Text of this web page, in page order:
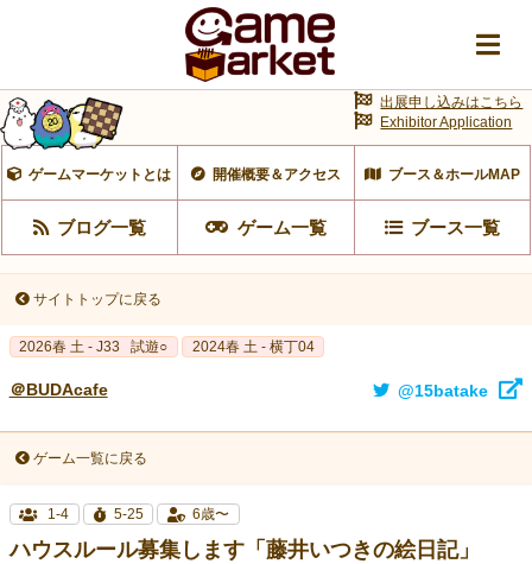
ゲームマーケットとは 開催概要＆アクセス ブース＆ホールMAP
ブログ一覧 ゲーム一覧 ブース一覧
出展申し込みはこちら
Exhibitor Application
サイトトップに戻る
2026春 土 - J33 試遊○ 2024春 土 - 横丁04
＠BUDAcafe @15batake
ゲーム一覧に戻る
1-4 5-25 6歳〜
ハウスルール募集します「藤井いつきの絵日記」